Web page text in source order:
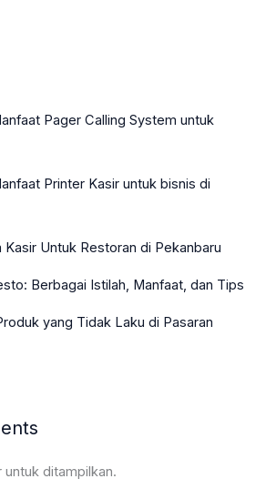
Pager Calling System untuk
Printer Kasir untuk bisnis di
Kasir Untuk Restoran di Pekanbaru
Berbagai Istilah, Manfaat, dan Tips
yang Tidak Laku di Pasaran
ditampilkan.